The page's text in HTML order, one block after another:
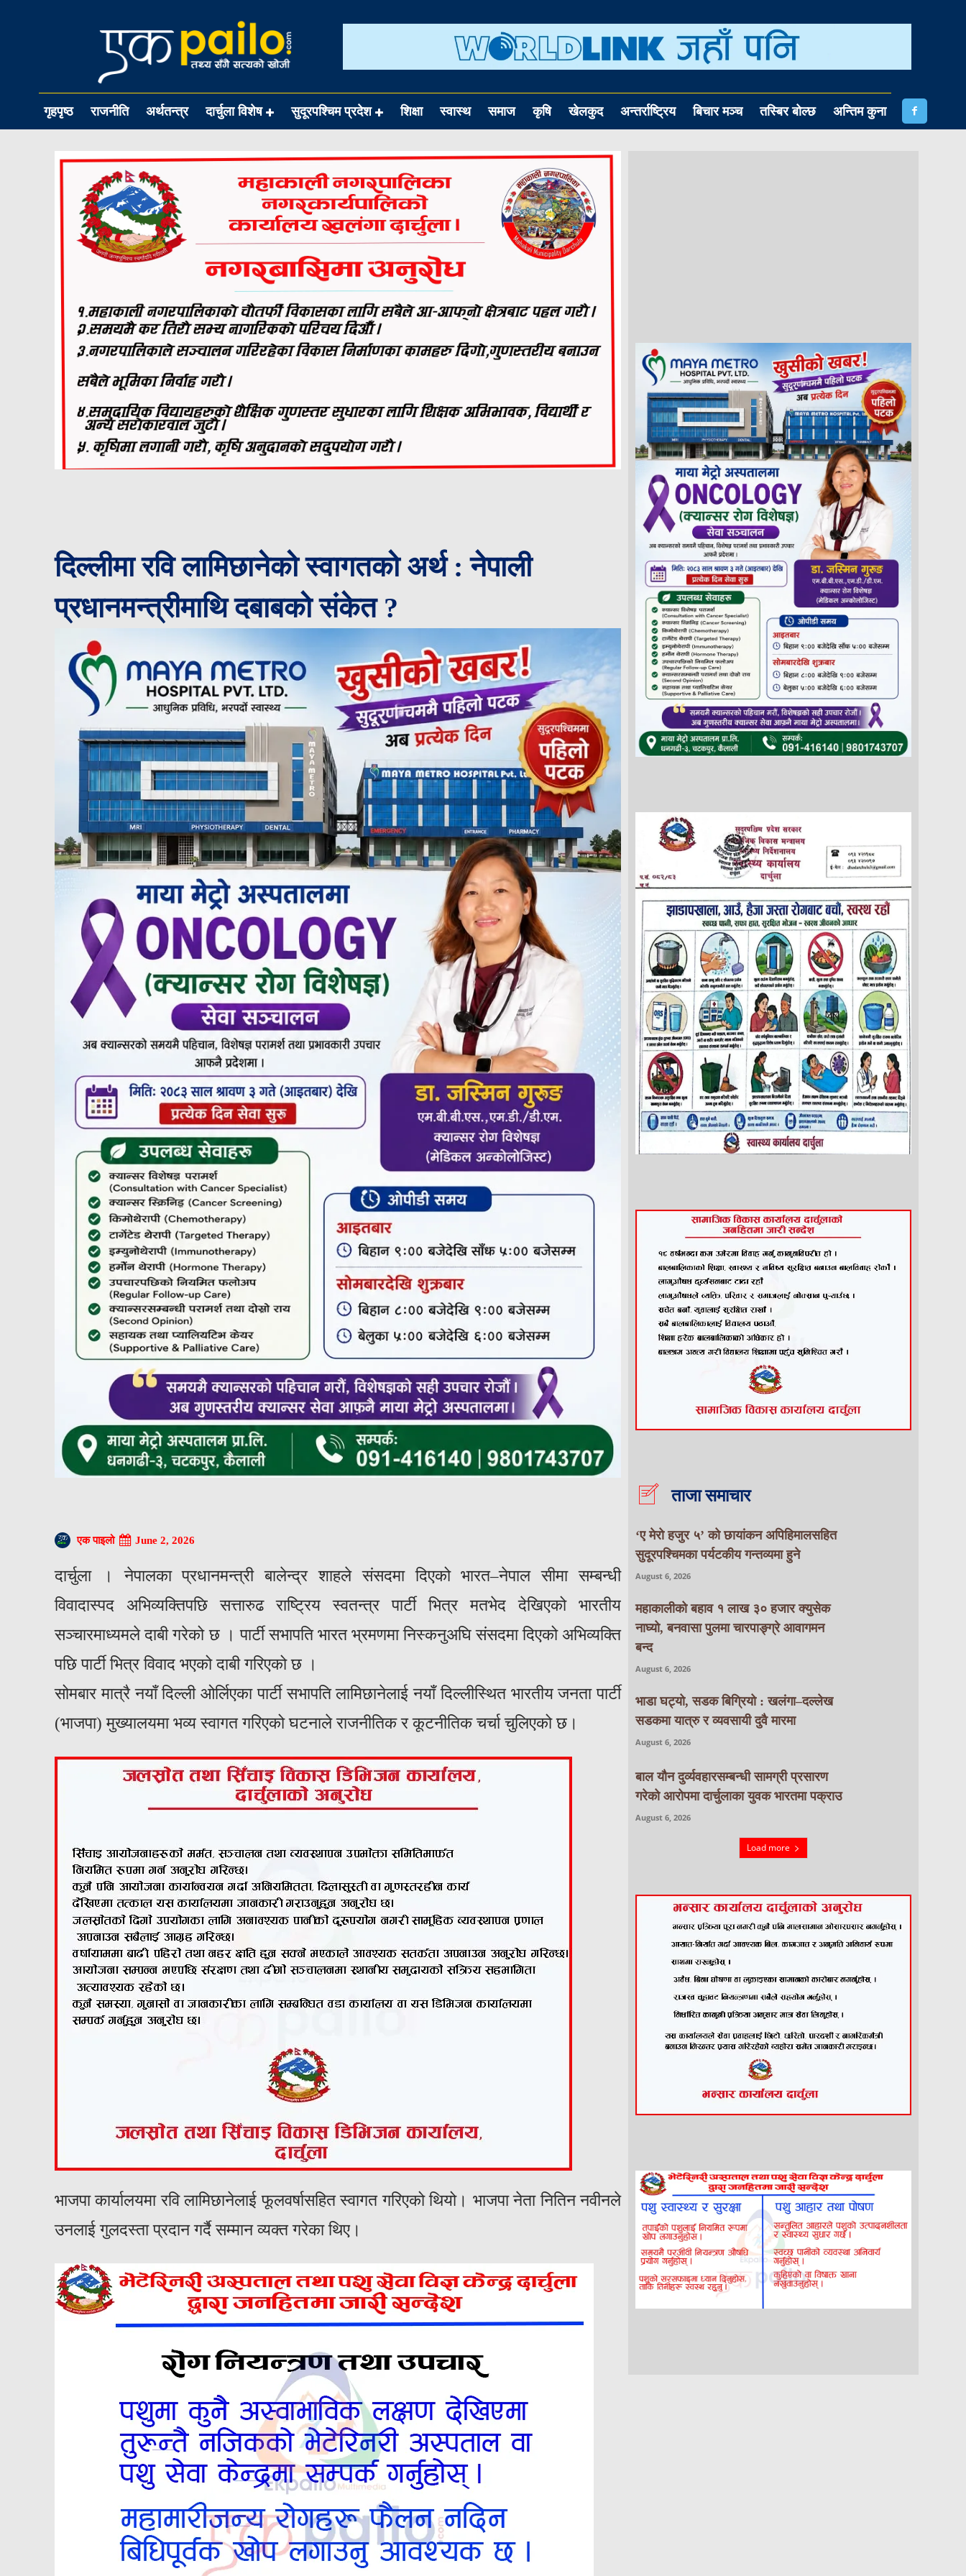
गृहपृष्ठ राजनीति अर्थतन्त्र दार्चुला विशेष सुदूरपश्चिम प्रदेश शिक्षा स्वास्थ समाज कृषि खेलकुद अन्तर्राष्ट्रिय बिचार मञ्च तस्बिर बोल्छ अन्तिम कुना
दिल्लीमा रवि लामिछानेको स्वागतको अर्थ : नेपाली
प्रधानमन्त्रीमाथि दबाबको संकेत ?
एक पाइलो June 2, 2026
दार्चुला । नेपालका प्रधानमन्त्री बालेन्द्र शाहले संसदमा दिएको भारत–नेपाल सीमा सम्बन्धी
विवादास्पद अभिव्यक्तिपछि सत्तारुढ राष्ट्रिय स्वतन्त्र पार्टी भित्र मतभेद देखिएको भारतीय
सञ्चारमाध्यमले दाबी गरेको छ । पार्टी सभापति भारत भ्रमणमा निस्कनुअघि संसदमा दिएको अभिव्यक्ति
पछि पार्टी भित्र विवाद भएको दाबी गरिएको छ ।
सोमबार मात्रै नयाँ दिल्ली ओर्लिएका पार्टी सभापति लामिछानेलाई नयाँ दिल्लीस्थित भारतीय जनता पार्टी
(भाजपा) मुख्यालयमा भव्य स्वागत गरिएको घटनाले राजनीतिक र कूटनीतिक चर्चा चुलिएको छ।
भाजपा कार्यालयमा रवि लामिछानेलाई फूलवर्षासहित स्वागत गरिएको थियो। भाजपा नेता नितिन नवीनले
उनलाई गुलदस्ता प्रदान गर्दै सम्मान व्यक्त गरेका थिए।
ताजा समाचार
‘ए मेरो हजुर ५’ को छायांकन अपिहिमालसहित
सुदूरपश्चिमका पर्यटकीय गन्तव्यमा हुने
August 6, 2026
महाकालीको बहाव १ लाख ३० हजार क्युसेक
नाघ्यो, बनवासा पुलमा चारपाङ्ग्रे आवागमन
बन्द
August 6, 2026
भाडा घट्यो, सडक बिग्रियो : खलंगा–दल्लेख
सडकमा यात्रु र व्यवसायी दुवै मारमा
August 6, 2026
बाल यौन दुर्व्यवहारसम्बन्धी सामग्री प्रसारण
गरेको आरोपमा दार्चुलाका युवक भारतमा पक्राउ
August 6, 2026
Load more